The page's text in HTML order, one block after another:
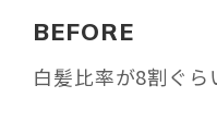
BEFORE
白髪比率が8割ぐら